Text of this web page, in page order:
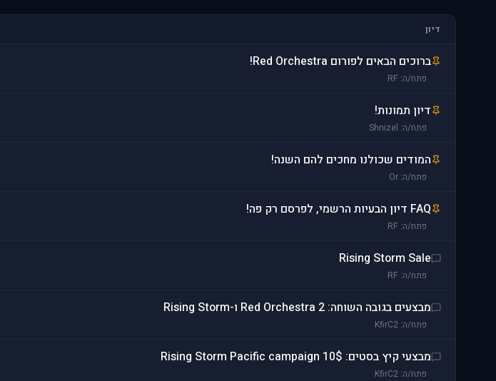
דיון
ברוכים הבאים לפורום Red Orchestra!
פתח/ה: RF
דיון תמונות!
פתח/ה: Shnizel
המודים שכולנו מחכים להם השנה!
פתח/ה: Or
FAQ דיון הבעיות הרשמי, לפרסם רק פה!
פתח/ה: RF
Rising Storm Sale
פתח/ה: RF
מבצעים בגובה השוחה: Red Orchestra 2 ו-Rising Storm
פתח/ה: KfirC2
מבצעי קיץ בסטים: 10$ Rising Storm Pacific campaign
פתח/ה: KfirC2